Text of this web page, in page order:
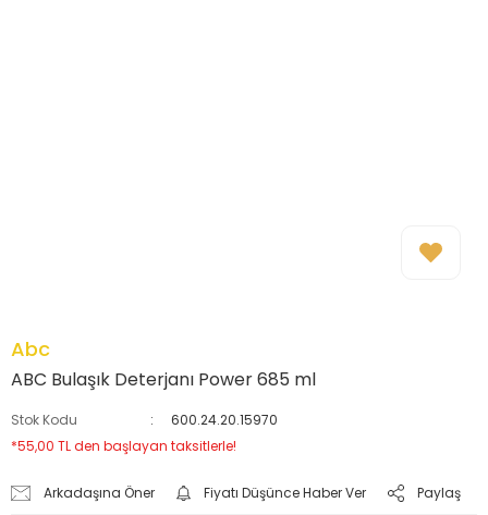
Abc
ABC Bulaşık Deterjanı Power 685 ml
Stok Kodu
600.24.20.15970
*55,00 TL den başlayan taksitlerle!
Arkadaşına Öner Fiyatı Düşünce Haber Ver Paylaş